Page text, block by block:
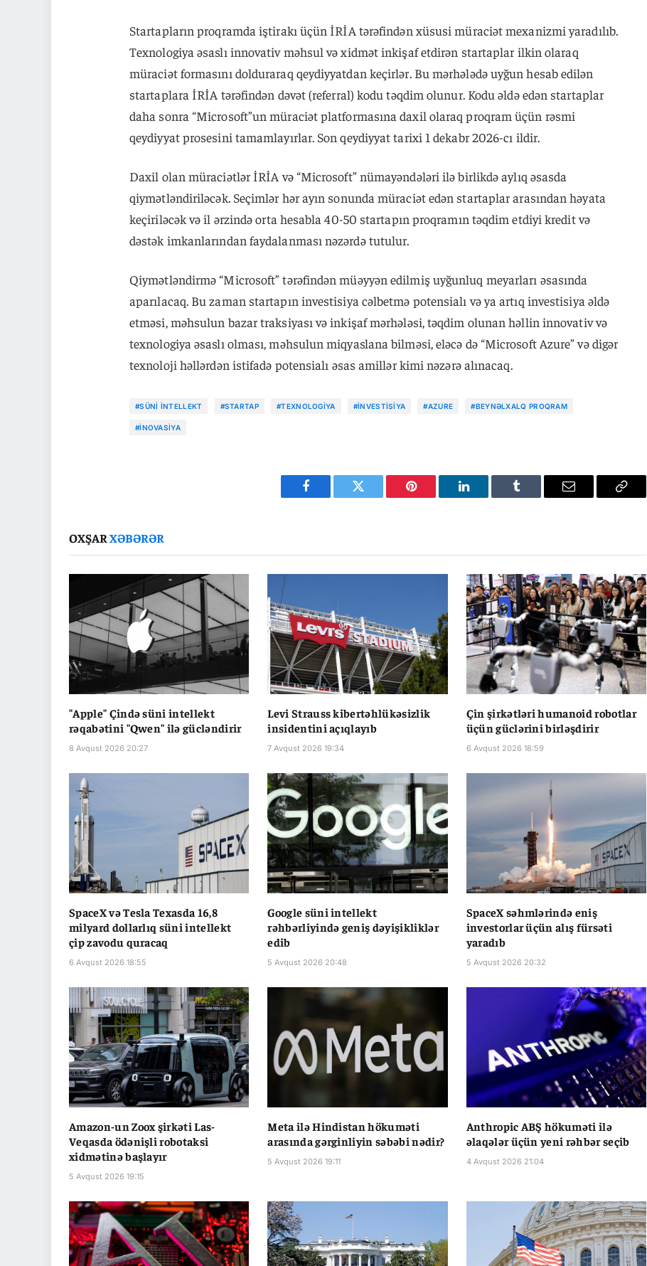
Startapların proqramda iştirakı üçün İRİA tərəfindən xüsusi müraciət mexanizmi yaradılıb.
Texnologiya əsaslı innovativ məhsul və xidmət inkişaf etdirən startaplar ilkin olaraq
müraciət formasını dolduraraq qeydiyyatdan keçirlər. Bu mərhələdə uyğun hesab edilən
startaplara İRİA tərəfindən dəvət (referral) kodu təqdim olunur. Kodu əldə edən startaplar
daha sonra “Microsoft”un müraciət platformasına daxil olaraq proqram üçün rəsmi
qeydiyyat prosesini tamamlayırlar. Son qeydiyyat tarixi 1 dekabr 2026-cı ildir.
Daxil olan müraciətlər İRİA və “Microsoft” nümayəndələri ilə birlikdə aylıq əsasda
qiymətləndiriləcək. Seçimlər hər ayın sonunda müraciət edən startaplar arasından həyata
keçiriləcək və il ərzində orta hesabla 40-50 startapın proqramın təqdim etdiyi kredit və
dəstək imkanlarından faydalanması nəzərdə tutulur.
Qiymətləndirmə “Microsoft” tərəfindən müəyyən edilmiş uyğunluq meyarları əsasında
aparılacaq. Bu zaman startapın investisiya cəlbetmə potensialı və ya artıq investisiya əldə
etməsi, məhsulun bazar traksiyası və inkişaf mərhələsi, təqdim olunan həllin innovativ və
texnologiya əsaslı olması, məhsulun miqyaslana bilməsi, eləcə də “Microsoft Azure” və digər
texnoloji həllərdən istifadə potensialı əsas amillər kimi nəzərə alınacaq.
#SÜNI INTELLEKT #STARTAP #TEXNOLOGIYA #INVESTISIYA #AZURE #BEYNƏLXALQ PROQRAM
#INOVASIYA
Facebook Twitter Pinterest LinkedIn Tumblr Email
Copy
OXŞARXƏBƏRƏR
"Apple" Çində süni intellekt
rəqabətini "Qwen" ilə gücləndirir
8 Avqust 2026 20:27
Levi Strauss kibertəhlükəsizlik
insidentini açıqlayıb
7 Avqust 2026 19:34
Çin şirkətləri humanoid robotlar
üçün güclərini birləşdirir
6 Avqust 2026 18:59
SpaceX və Tesla Texasda 16,8
milyard dollarlıq süni intellekt
çip zavodu quracaq
6 Avqust 2026 18:55
Google süni intellekt
rəhbərliyində geniş dəyişikliklər
edib
5 Avqust 2026 20:48
SpaceX səhmlərində eniş
investorlar üçün alış fürsəti
yaradıb
5 Avqust 2026 20:32
Amazon-un Zoox şirkəti Las-
Veqasda ödənişli robotaksi
xidmətinə başlayır
5 Avqust 2026 19:15
Meta ilə Hindistan hökuməti
arasında gərginliyin səbəbi nədir?
5 Avqust 2026 19:11
Anthropic ABŞ hökuməti ilə
əlaqələr üçün yeni rəhbər seçib
4 Avqust 2026 21:04